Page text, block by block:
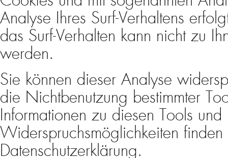
Analyse Ihres Surf-Verhaltens
das Surf-Verhalten kann nicht zu
werden.
Sie können dieser Analyse
die Nichtbenutzung bestimmter
Informationen zu diesen Tools
Widerspruchsmöglichkeiten
Datenschutzerklärung.